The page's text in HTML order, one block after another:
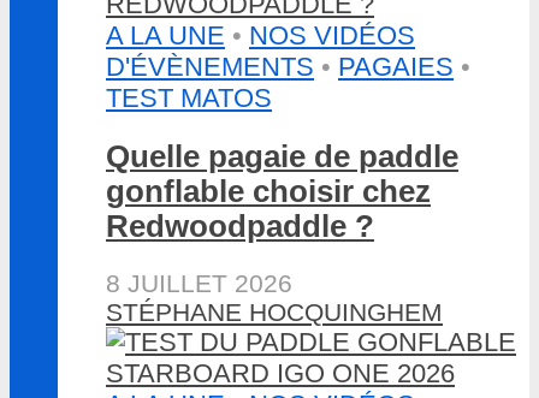
A LA UNE • NOS VIDÉOS
D'ÉVÈNEMENTS • PAGAIES •
TEST MATOS
Quelle pagaie de paddle
gonflable choisir chez
Redwoodpaddle ?
8 JUILLET 2026
STÉPHANE HOCQUINGHEM